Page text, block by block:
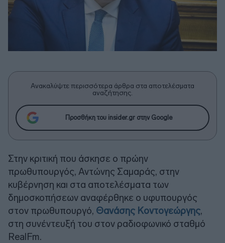
Ανακαλύψτε περισσότερα άρθρα στα αποτελέσματα
αναζήτησης.
Προσθήκη του insider.gr στην Google
Στην κριτική που άσκησε ο πρώην
πρωθυπουργός, Αντώνης Σαμαράς, στην
κυβέρνηση και στα αποτελέσματα των
δημοσκοπήσεων αναφέρθηκε ο υφυπουργός
στον πρωθυπουργό, Θανάσης Κοντογεώργης,
στη συνέντευξή του στον ραδιοφωνικό σταθμό
RealFm.